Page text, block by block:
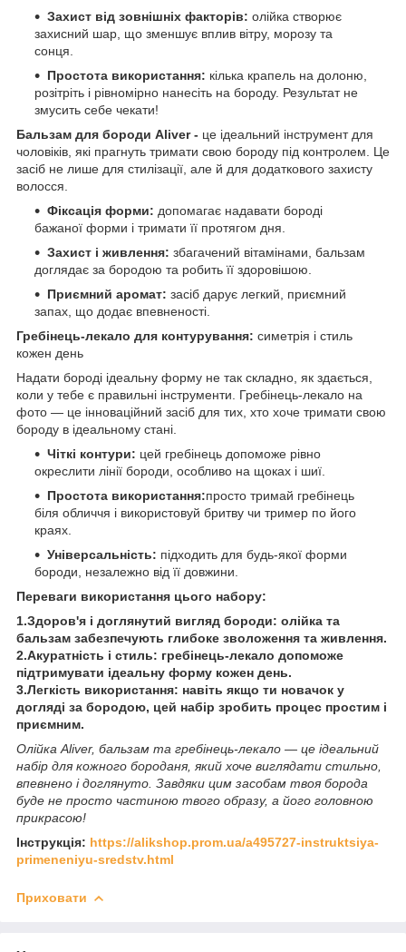
Захист від зовнішніх факторів: олійка створює
захисний шар, що зменшує вплив вітру, морозу та
сонця.
Простота використання: кілька крапель на долоню,
розітріть і рівномірно нанесіть на бороду. Результат не
змусить себе чекати!
Бальзам для бороди Aliver - це ідеальний інструмент для
чоловіків, які прагнуть тримати свою бороду під контролем. Це
засіб не лише для стилізації, але й для додаткового захисту
волосся.
Фіксація форми: допомагає надавати бороді
бажаної форми і тримати її протягом дня.
Захист і живлення: збагачений вітамінами, бальзам
доглядає за бородою та робить її здоровішою.
Приємний аромат: засіб дарує легкий, приємний
запах, що додає впевненості.
Гребінець-лекало для контурування: симетрія і стиль
кожен день
Надати бороді ідеальну форму не так складно, як здається,
коли у тебе є правильні інструменти. Гребінець-лекало на
фото — це інноваційний засіб для тих, хто хоче тримати свою
бороду в ідеальному стані.
Чіткі контури: цей гребінець допоможе рівно
окреслити лінії бороди, особливо на щоках і шиї.
Простота використання:просто тримай гребінець
біля обличчя і використовуй бритву чи тример по його
краях.
Універсальність: підходить для будь-якої форми
бороди, незалежно від її довжини.
Переваги використання цього набору:
1.Здоров'я і доглянутий вигляд бороди: олійка та
бальзам забезпечують глибоке зволоження та живлення.
2.Акуратність і стиль: гребінець-лекало допоможе
підтримувати ідеальну форму кожен день.
3.Легкість використання: навіть якщо ти новачок у
догляді за бородою, цей набір зробить процес простим і
приємним.
Олійка Aliver, бальзам та гребінець-лекало — це ідеальний
набір для кожного бороданя, який хоче виглядати стильно,
впевнено і доглянуто. Завдяки цим засобам твоя борода
буде не просто частиною твого образу, а його головною
прикрасою!
Інструкція: https://alikshop.prom.ua/a495727-instruktsiya-
primeneniyu-sredstv.html
Приховати